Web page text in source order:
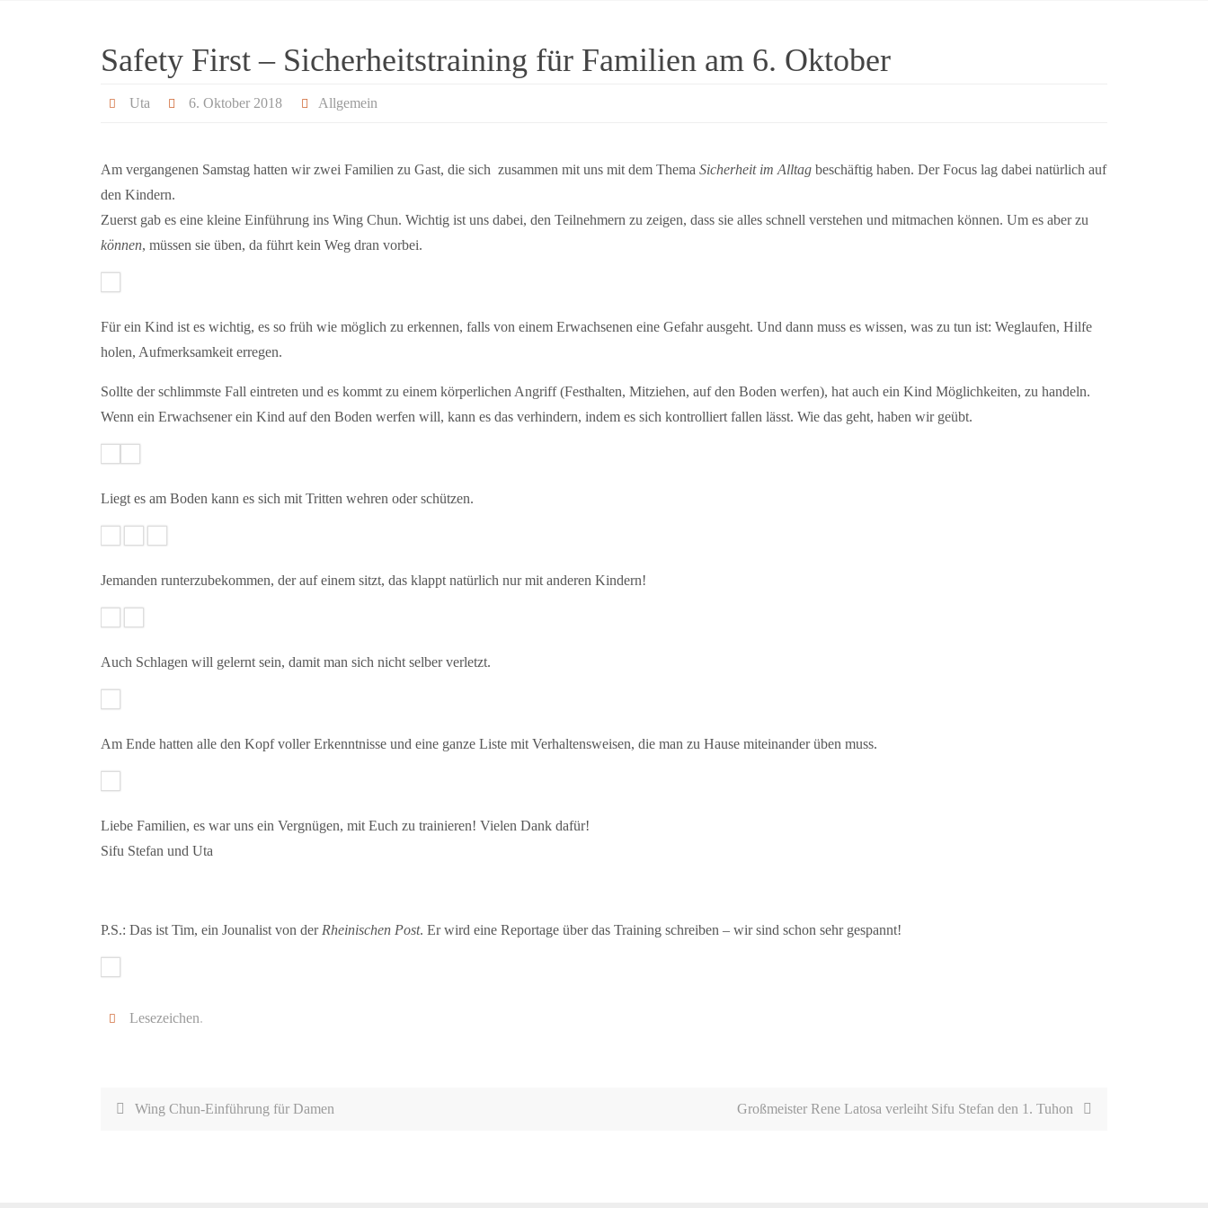
Safety First – Sicherheitstraining für Familien am 6. Oktober
Uta 6. Oktober 2018 Allgemein
Am vergangenen Samstag hatten wir zwei Familien zu Gast, die sich zusammen mit uns mit dem Thema Sicherheit im Alltag beschäftig haben. Der Focus lag dabei natürlich auf
den Kindern.
Zuerst gab es eine kleine Einführung ins Wing Chun. Wichtig ist uns dabei, den Teilnehmern zu zeigen, dass sie alles schnell verstehen und mitmachen können. Um es aber zu
können, müssen sie üben, da führt kein Weg dran vorbei.
Für ein Kind ist es wichtig, es so früh wie möglich zu erkennen, falls von einem Erwachsenen eine Gefahr ausgeht. Und dann muss es wissen, was zu tun ist: Weglaufen, Hilfe
holen, Aufmerksamkeit erregen.
Sollte der schlimmste Fall eintreten und es kommt zu einem körperlichen Angriff (Festhalten, Mitziehen, auf den Boden werfen), hat auch ein Kind Möglichkeiten, zu handeln.
Wenn ein Erwachsener ein Kind auf den Boden werfen will, kann es das verhindern, indem es sich kontrolliert fallen lässt. Wie das geht, haben wir geübt.
Liegt es am Boden kann es sich mit Tritten wehren oder schützen.
Jemanden runterzubekommen, der auf einem sitzt, das klappt natürlich nur mit anderen Kindern!
Auch Schlagen will gelernt sein, damit man sich nicht selber verletzt.
Am Ende hatten alle den Kopf voller Erkenntnisse und eine ganze Liste mit Verhaltensweisen, die man zu Hause miteinander üben muss.
Liebe Familien, es war uns ein Vergnügen, mit Euch zu trainieren! Vielen Dank dafür!
Sifu Stefan und Uta
P.S.: Das ist Tim, ein Jounalist von der Rheinischen Post. Er wird eine Reportage über das Training schreiben – wir sind schon sehr gespannt!
Lesezeichen.
Wing Chun-Einführung für Damen Großmeister Rene Latosa verleiht Sifu Stefan den 1. Tuhon